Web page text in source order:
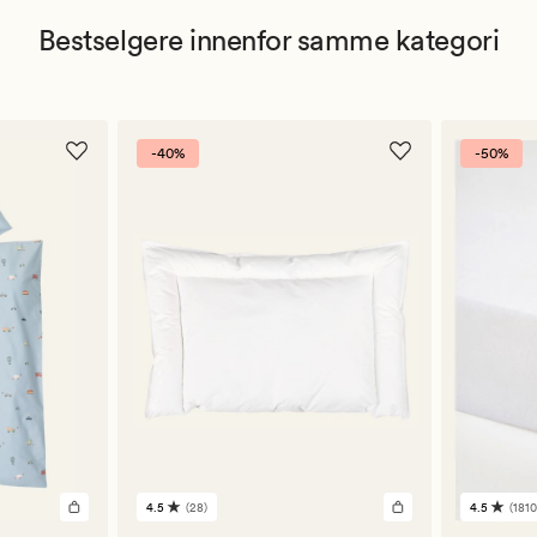
Bestselgere innenfor samme kategori
-40%
28
4.5 (28)
-50%
1810
4.5